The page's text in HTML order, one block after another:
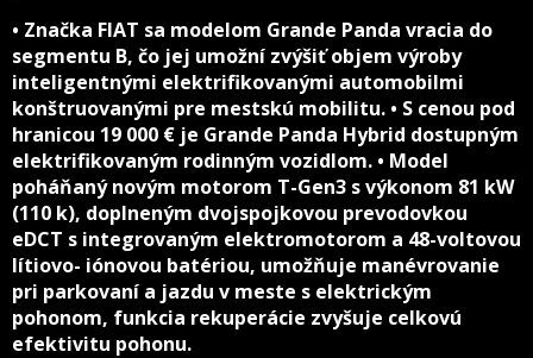
• Značka FIAT sa modelom Grande Panda vracia do
segmentu B, čo jej umožní zvýšiť objem výroby
inteligentnými elektrifikovanými automobilmi
konštruovanými pre mestskú mobilitu. • S cenou pod
hranicou 19 000 € je Grande Panda Hybrid dostupným
elektrifikovaným rodinným vozidlom. • Model
poháňaný novým motorom T-Gen3 s výkonom 81 kW
(110 k), doplneným dvojspojkovou prevodovkou
eDCT s integrovaným elektromotorom a 48-voltovou
lítiovo- iónovou batériou, umožňuje manévrovanie
pri parkovaní a jazdu v meste s elektrickým
pohonom, funkcia rekuperácie zvyšuje celkovú
efektivitu pohonu.